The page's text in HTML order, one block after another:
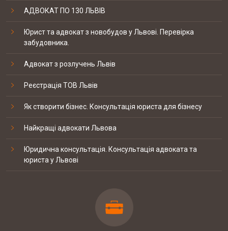
12-09 2017 NOMO SP. z o.o.
автоматизації систем""
позапланових податкових перевірок
19-20 березня відбувались національні
КЕЙС: Закриття справи по ст. 130 КУпАП
АДВОКАТ ПО 130 ЛЬВІВ
Юрист та адвокат з новобудов у Львові. Перевірка
забудовника.
Адвокат з розлучень Львів
Реєстрація ТОВ Львів
Як створити бізнес. Консультація юриста для бізнесу
Найкращі адвокати Львова
Юридична консультація. Консультація адвоката та
юриста у Львові